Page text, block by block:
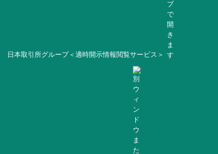
日本取引所グループ＜適時開示情報閲覧サービス＞